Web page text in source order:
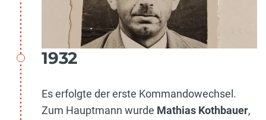
1932
Es erfolgte der erste Kommandowechsel.
Zum Hauptmann wurde Mathias Kothbauer,